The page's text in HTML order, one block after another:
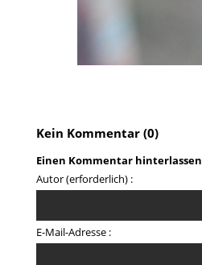
Kein Kommentar (0)
Einen Kommentar hinterlassen
Autor (erforderlich) :
E-Mail-Adresse :